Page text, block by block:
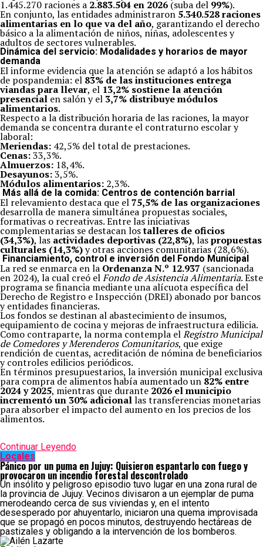
1.445.270 raciones a 2.883.504 en 2026 (suba del 99%).
En conjunto, las entidades administraron 5.340.528 raciones
alimentarias en lo que va del año, garantizando el derecho
básico a la alimentación de niños, niñas, adolescentes y
adultos de sectores vulnerables.
Dinámica del servicio: Modalidades y horarios de mayor
demanda
El informe evidencia que la atención se adaptó a los hábitos
de pospandemia: el 83% de las instituciones entrega
viandas para llevar, el 13,2% sostiene la atención
presencial en salón y el 3,7% distribuye módulos
alimentarios.
Respecto a la distribución horaria de las raciones, la mayor
demanda se concentra durante el contraturno escolar y
laboral:
Meriendas: 42,5% del total de prestaciones.
Cenas:33,3%.
Almuerzos: 18,4%.
Desayunos:3,5%.
Módulos alimentarios: 2,3%.
Más allá de la comida: Centros de contención barrial
El relevamiento destaca que el75,5% de las organizaciones
desarrolla de manera simultánea propuestas sociales,
formativas o recreativas. Entre las iniciativas
complementarias se destacan lostalleres de oficios
(34,3%), las actividades deportivas (22,8%), laspropuestas
culturales (14,3%)y otras acciones comunitarias (28,6%).
Financiamiento, control e inversión del Fondo Municipal
La red se enmarca en la Ordenanza N.º 12.937 (sancionada
en 2024), la cual creó elFondo de Asistencia Alimentaria. Este
programa se financia mediante una alícuota específica del
Derecho de Registro e Inspección (DREI) abonado por bancos
y entidades financieras.
Los fondos se destinan al abastecimiento de insumos,
equipamiento de cocina y mejoras de infraestructura edilicia.
Como contraparte, la norma contempla elRegistro Municipal
de Comedores y Merenderos Comunitarios, que exige
rendición de cuentas, acreditación de nómina de beneficiarios
y controles edilicios periódicos.
En términos presupuestarios, la inversión municipal exclusiva
para compra de alimentos había aumentado un 82% entre
2024 y 2025, mientras que durante 2026 el municipio
incrementó un 30% adicionallas transferencias monetarias
para absorber el impacto del aumento en los precios de los
alimentos.
Continuar Leyendo
Locales
Pánico por un puma en Jujuy: Quisieron espantarlo con fuego y
provocaron un incendio forestal descontrolado
Un insólito y peligroso episodio tuvo lugar en una zona rural de
la provincia de Jujuy. Vecinos divisaron a un ejemplar de puma
merodeando cerca de sus viviendas y, en el intento
desesperado por ahuyentarlo, iniciaron una quema improvisada
que se propagó en pocos minutos, destruyendo hectáreas de
pastizales y obligando a la intervención de los bomberos.